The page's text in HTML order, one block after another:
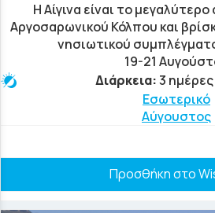
Η Αίγινα είναι το
Αργοσαρωνικού Κόλπου και
νησιωτικού
19-21
Διάρκεια:3
Εσωτερικό
Αύγουστος
Προσθήκη στο